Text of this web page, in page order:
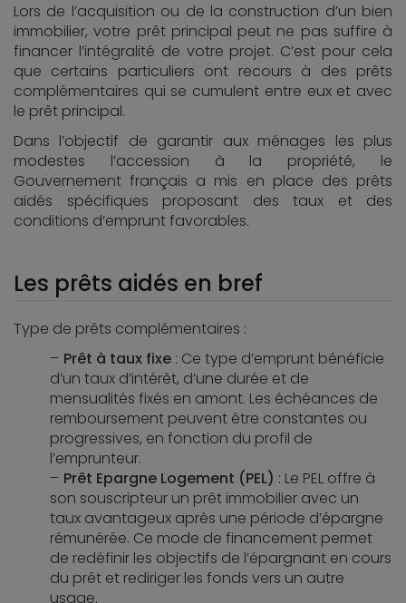
Lors de l’acquisition ou de la construction d’un bien
immobilier, votre prêt principal peut ne pas suffire à
financer l’intégralité de votre projet. C’est pour cela
que certains particuliers ont recours à des prêts
complémentaires qui se cumulent entre eux et avec
le prêt principal.
Dans l’objectif de garantir aux ménages les plus
modestes l’accession à la propriété, le
Gouvernement français a mis en place des prêts
aidés spécifiques proposant des taux et des
conditions d’emprunt favorables.
Les prêts aidés en bref
Type de prêts complémentaires :
Prêt à taux fixe : Ce type d’emprunt bénéficie
d’un taux d’intérêt, d’une durée et de
mensualités fixés en amont. Les échéances de
remboursement peuvent être constantes ou
progressives, en fonction du profil de
l’emprunteur.
Prêt Epargne Logement (PEL) : Le PEL offre à
son souscripteur un prêt immobilier avec un
taux avantageux après une période d’épargne
rémunérée. Ce mode de financement permet
de redéfinir les objectifs de l’épargnant en cours
du prêt et rediriger les fonds vers un autre
usage.